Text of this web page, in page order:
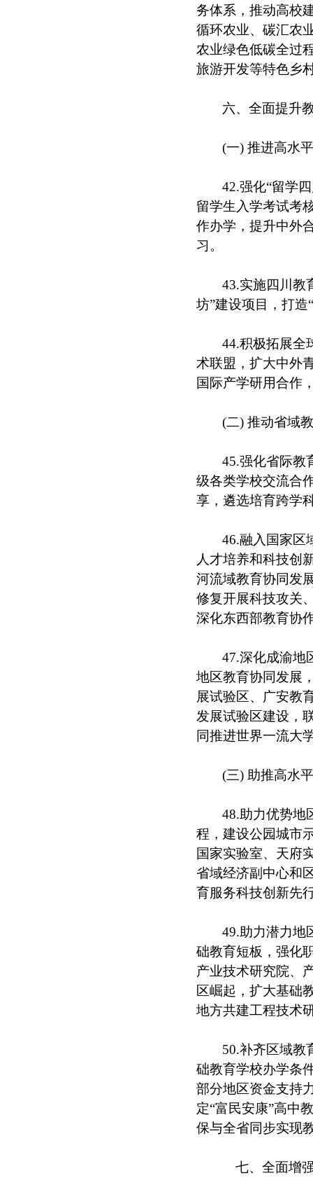
务体系，推动高校
循环农业、碳汇农
农业绿色低碳全过
旅游开发等特色乡
六、全面提升
(一) 推进高水
42.强化“留学
留学生入学考试考
作办学，提升中外
习。
43.实施四川教
坊”建设项目，打
44.积极拓展全
术联盟，扩大中外
国际产学研用合作
(二) 推动省域
45.强化省际教
级各类学校交流合
享，遴选培育跨学
46.融入国家区
人才培养和科技创
河流域教育协同发
修复开展科技攻关
深化东西部教育协
47.深化成渝地
地区教育协同发展
展试验区、广安教
发展试验区建设，
同推进世界一流大
(三) 助推高水
48.助力优势地
程，建设公园城市
国家实验室、天府
省域经济副中心和
育服务科技创新先
49.助力潜力地
础教育短板，强化
产业技术研究院、
区崛起，扩大基础
地方共建工程技术
50.补齐区域教
础教育学校办学条
部分地区资金支持
定“富民安康”高中
保与全省同步实现
七、全面增